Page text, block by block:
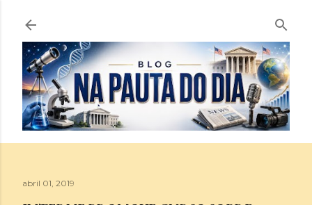
Pular para o conteúdo principal
abril 01, 2019